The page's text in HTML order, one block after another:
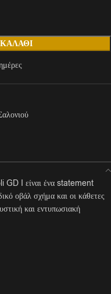
GD I είναι ένα statement
οβάλ σχήμα και οι κάθετες
και εντυπωσιακή